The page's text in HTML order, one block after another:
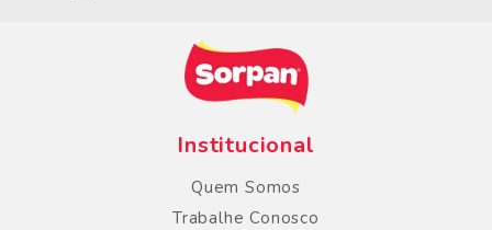
Institucional
Quem Somos
Trabalhe Conosco